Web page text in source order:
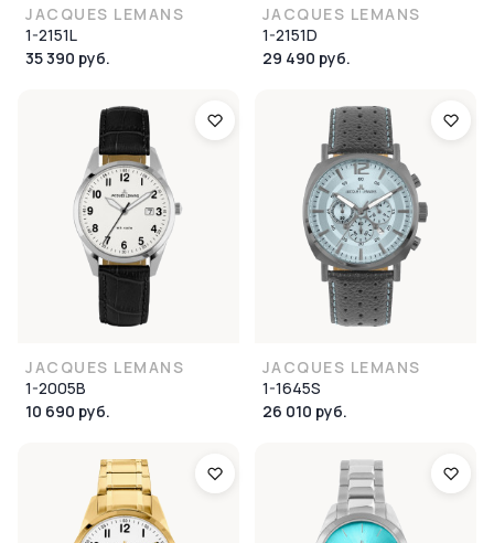
JACQUES LEMANS
1-2151L
35 390 руб.
JACQUES LEMANS
1-2151D
29 490 руб.
JACQUES LEMANS
1-2005B
10 690 руб.
JACQUES LEMANS
1-1645S
26 010 руб.